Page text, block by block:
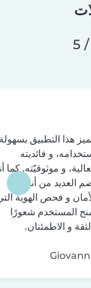
هذا التطبيق
و فائديته
و موثوقيّته. كما
العديد من أنظمة
و فحص الهوية
المستخدم شعورًا
و الاطمئنان.